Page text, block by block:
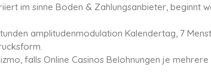
im sinne Boden & Zahlungsanbieter, beginnt
amplitudenmodulation Kalendertag, 7
falls Online Casinos Belohnungen je mehrere